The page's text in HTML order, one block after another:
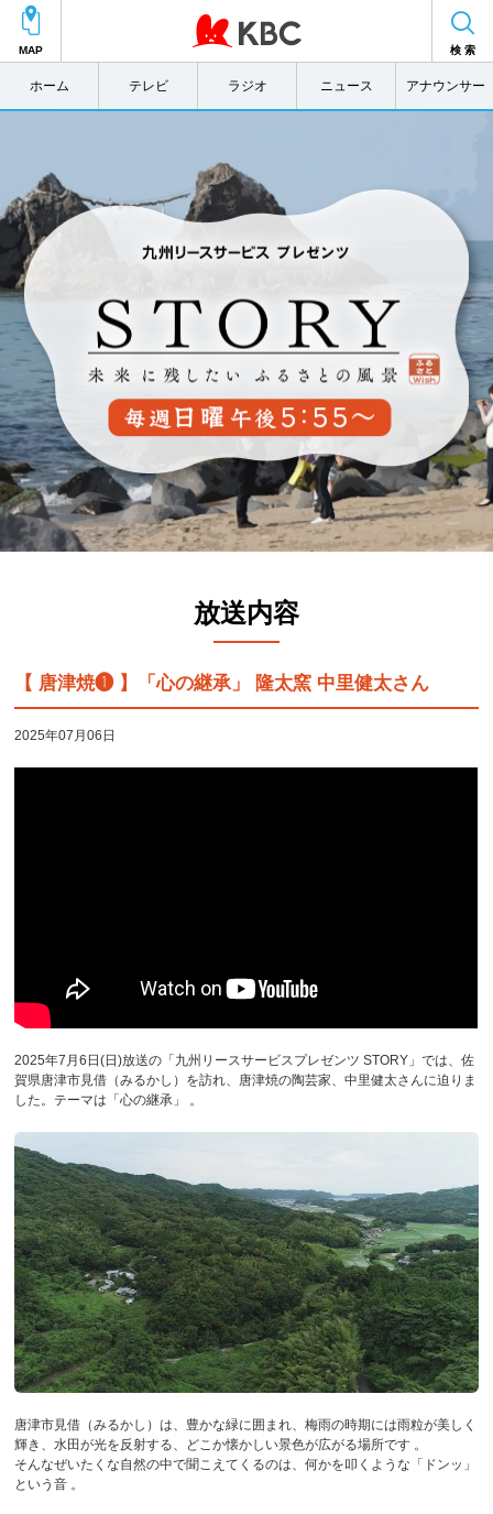
MAP 検 索
ホーム テレビ ラジオ ニュース アナウンサー
放送内容
【 唐津焼❶ 】「心の継承」 隆太窯 中里健太さん
2025年07月06日
2025年7月6日(日)放送の「九州リースサービスプレゼンツ STORY」では、佐
賀県唐津市見借（みるかし）を訪れ、唐津焼の陶芸家、中里健太さんに迫りま
した。テーマは「心の継承」 。
唐津市見借（みるかし）は、豊かな緑に囲まれ、梅雨の時期には雨粒が美しく
輝き、水田が光を反射する、どこか懐かしい景色が広がる場所です 。
そんなぜいたくな自然の中で聞こえてくるのは、何かを叩くような「ドンッ」
という音 。